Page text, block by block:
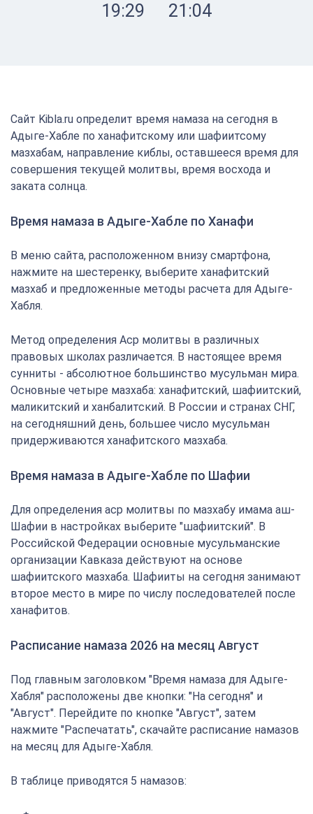
19:29 21:04
Сайт Kibla.ru определит время намаза на сегодня в
Адыге-Хабле по ханафитскому или шафиитсому
мазхабам, направление киблы, оставшееся время для
совершения текущей молитвы, время восхода и
заката солнца.
Время намаза в Адыге-Хабле по Ханафи
В меню сайта, расположенном внизу смартфона,
нажмите на шестеренку, выберите ханафитский
мазхаб и предложенные методы расчета для Адыге-
Хабля.
Метод определения Аср молитвы в различных
правовых школах различается. В настоящее время
сунниты - абсолютное большинство мусульман мира.
Основные четыре мазхаба: ханафитский, шафиитский,
маликитский и ханбалитский. В России и странах СНГ,
на сегодняшний день, большее число мусульман
придерживаются ханафитского мазхаба.
Время намаза в Адыге-Хабле по Шафии
Для определения аср молитвы по мазхабу имама аш-
Шафии в настройках выберите "шафиитский". В
Российской Федерации основные мусульманские
организации Кавказа действуют на основе
шафиитского мазхаба. Шафииты на сегодня занимают
второе место в мире по числу последователей после
ханафитов.
Расписание намаза 2026 на месяц Август
Под главным заголовком "Время намаза для Адыге-
Хабля" расположены две кнопки: "На сегодня" и
"Август". Перейдите по кнопке "Август", затем
нажмите "Распечатать", скачайте расписание намазов
на месяц для Адыге-Хабля.
В таблице приводятся 5 намазов: